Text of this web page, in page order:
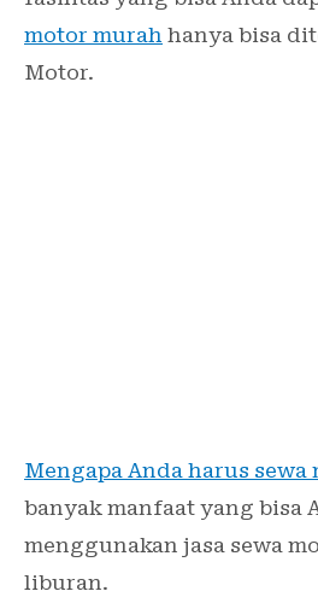
motor murah hanya bisa
Motor.
Mengapa Anda harus
banyak manfaat yang bisa
menggunakan jasa sewa
liburan.